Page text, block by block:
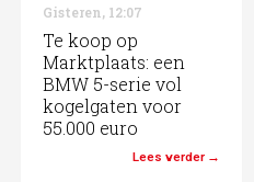
Gisteren, 12:07
Te koop op
Marktplaats: een
BMW 5-serie vol
kogelgaten voor
55.000 euro
Lees verder